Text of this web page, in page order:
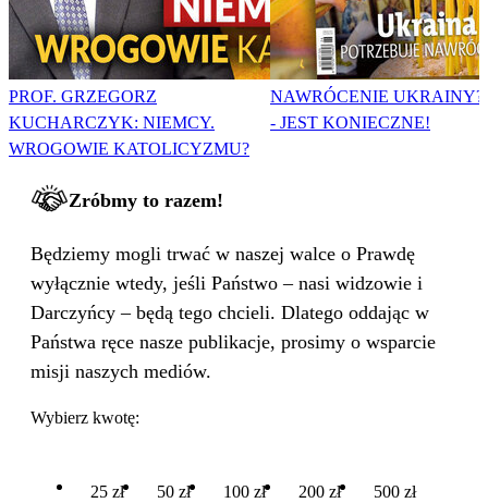
PROF. GRZEGORZ
KUCHARCZYK: NIEMCY.
WROGOWIE KATOLICYZMU?
NAWRÓCENIE
- JEST KONIECZNE!
Zróbmy to razem!
Będziemy mogli trwać w naszej walce o Prawdę
wyłącznie wtedy, jeśli Państwo – nasi widzowie i
Darczyńcy – będą tego chcieli. Dlatego oddając w
Państwa ręce nasze publikacje, prosimy o wsparcie
misji naszych mediów.
Wybierz kwotę:
25 zł 50 zł 100 zł 200 zł 500 zł